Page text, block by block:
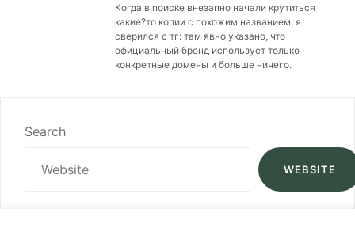
Когда в поиске внезапно начали крутиться
какие?то копии с похожим названием, я
сверился с тг: там явно указано, что
официальный бренд использует только
конкретные домены и больше ничего.
Search
WEBSITE